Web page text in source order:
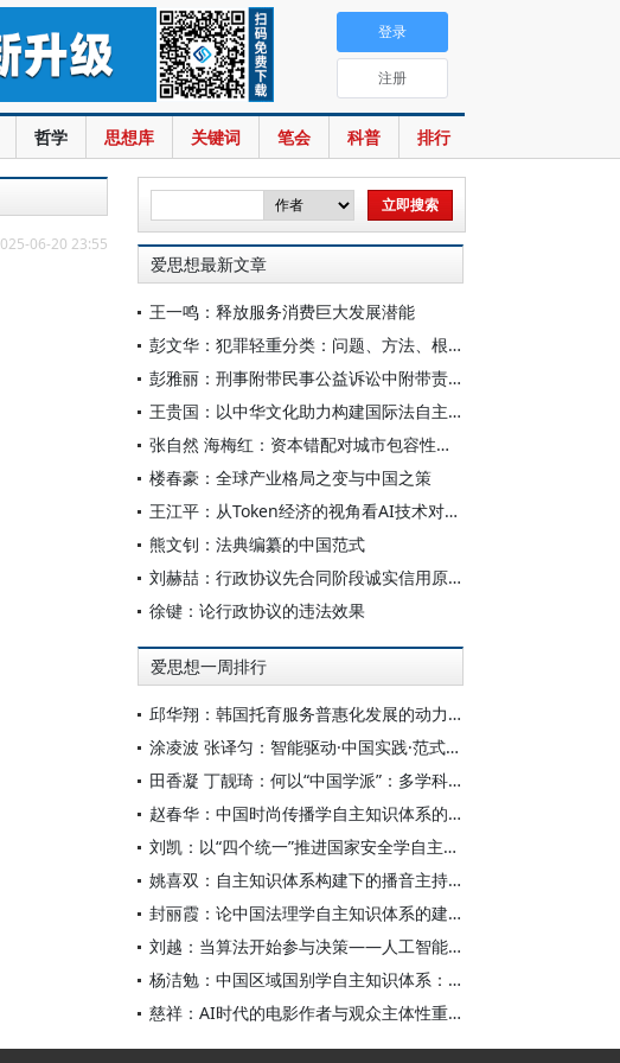
哲学 思想库 关键词 笔会 科普 排行
登录
注册
06-20 23:55
爱思想最新文章
王一鸣：释放服务消费巨大发展潜能
彭文华：犯罪轻重分类：问题、方法、根据与刑法优化
彭雅丽：刑事附带民事公益诉讼中附带责任的判定
王贵国：以中华文化助力构建国际法自主知识体系
张自然 海梅红：资本错配对城市包容性绿色增长的影响研究
楼春豪：全球产业格局之变与中国之策
王江平：从Token经济的视角看AI技术对宏观经济的影响
熊文钊：法典编纂的中国范式
刘赫喆：行政协议先合同阶段诚实信用原则的适用
徐键：论行政协议的违法效果
爱思想一周排行
邱华翔：韩国托育服务普惠化发展的动力机制、制度路径与政策效应
涂凌波 张译匀：智能驱动·中国实践·范式创新：“构建中国新闻传播学自主知识体系”专题研讨会综述
田香凝 丁靓琦：何以“中国学派”：多学科视野下中国特色新闻传播学建设的研究
赵春华：中国时尚传播学自主知识体系的内在逻辑与实践路径
刘凯：以“四个统一”推进国家安全学自主知识体系构建
姚喜双：自主知识体系构建下的播音主持高等专业教育研究
封丽霞：论中国法理学自主知识体系的建构
刘越：当算法开始参与决策——人工智能重塑全球治理的底层逻辑
杨洁勉：中国区域国别学自主知识体系：本原、借鉴和建构
慈祥：AI时代的电影作者与观众主体性重构